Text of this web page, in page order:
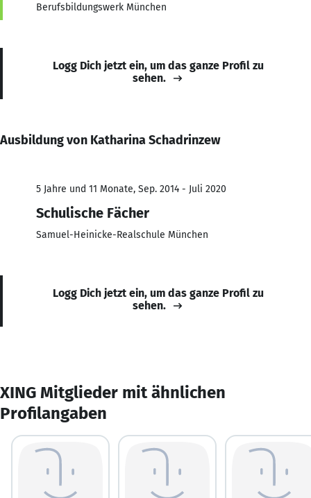
Berufsbildungswerk München
Logg Dich jetzt ein, um das ganze Profil zu
sehen.
Ausbildung von Katharina Schadrinzew
5 Jahre und 11 Monate, Sep. 2014 - Juli 2020
Schulische Fächer
Samuel-Heinicke-Realschule München
Logg Dich jetzt ein, um das ganze Profil zu
sehen.
XING Mitglieder mit ähnlichen
Profilangaben